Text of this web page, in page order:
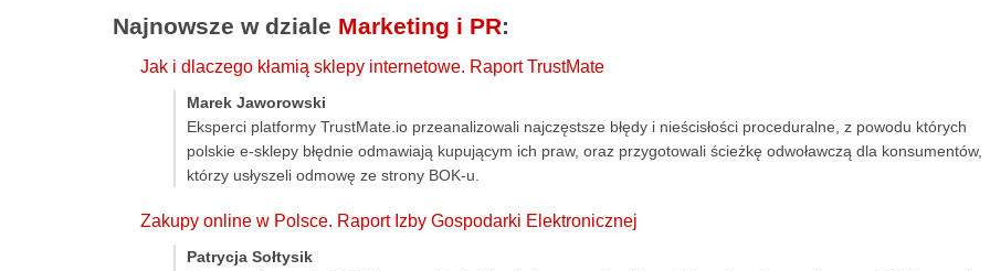
Najnowsze w dziale Marketing i PR:
Jak i dlaczego kłamią sklepy internetowe. Raport TrustMate
Marek Jaworowski
Eksperci platformy TrustMate.io przeanalizowali najczęstsze błędy i nieścisłości proceduralne, z powodu których
polskie e-sklepy błędnie odmawiają kupującym ich praw, oraz przygotowali ścieżkę odwoławczą dla konsumentów,
którzy usłyszeli odmowę ze strony BOK-u.
Zakupy online w Polsce. Raport Izby Gospodarki Elektronicznej
Patrycja Sołtysik